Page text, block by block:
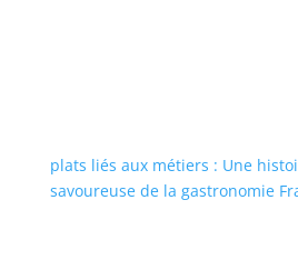
plats liés aux métiers : Une
savoureuse de la gastronomie